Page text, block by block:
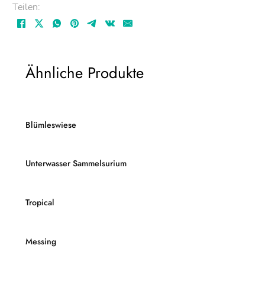
Teilen:
Ähnliche Produkte
Blümleswiese
Unterwasser Sammelsurium
Tropical
Messing